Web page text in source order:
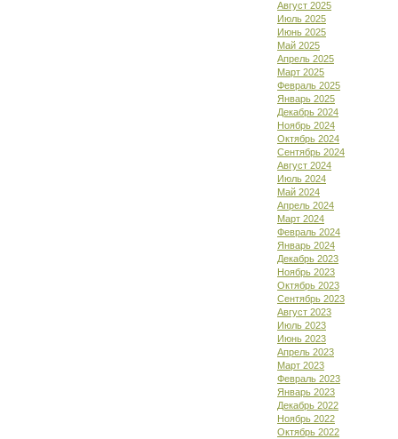
Август 2025
Июль 2025
Июнь 2025
Май 2025
Апрель 2025
Март 2025
Февраль 2025
Январь 2025
Декабрь 2024
Ноябрь 2024
Октябрь 2024
Сентябрь 2024
Август 2024
Июль 2024
Май 2024
Апрель 2024
Март 2024
Февраль 2024
Январь 2024
Декабрь 2023
Ноябрь 2023
Октябрь 2023
Сентябрь 2023
Август 2023
Июль 2023
Июнь 2023
Апрель 2023
Март 2023
Февраль 2023
Январь 2023
Декабрь 2022
Ноябрь 2022
Октябрь 2022